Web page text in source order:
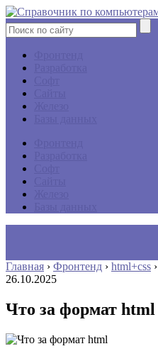
Главная › Фронтенд › html+css ›
26.10.2025
Что за формат html